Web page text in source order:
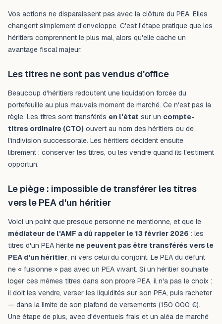
Vos actions ne disparaissent pas avec la clôture du PEA. Elles
changent simplement d'enveloppe. C'est l'étape pratique que les
héritiers comprennent le plus mal, alors qu'elle cache un
avantage fiscal majeur.
Les titres ne sont pas vendus d'office
Beaucoup d'héritiers redoutent une liquidation forcée du
portefeuille au plus mauvais moment de marché. Ce n'est pas la
règle. Les titres sont transférés en l'état sur un compte-
titres ordinaire (CTO) ouvert au nom des héritiers ou de
l'indivision successorale. Les héritiers décident ensuite
librement : conserver les titres, ou les vendre quand ils l'estiment
opportun.
Le piège : impossible de transférer les titres
vers le PEA d'un héritier
Voici un point que presque personne ne mentionne, et que le
médiateur de l'AMF a dû rappeler le 13 février 2026 : les
titres d'un PEA hérité ne peuvent pas être transférés vers le
PEA d'un héritier, ni vers celui du conjoint. Le PEA du défunt
ne « fusionne » pas avec un PEA vivant. Si un héritier souhaite
loger ces mêmes titres dans son propre PEA, il n'a pas le choix :
il doit les vendre, verser les liquidités sur son PEA, puis racheter
— dans la limite de son plafond de versements (150 000 €).
Une étape de plus, avec d'éventuels frais et un aléa de marché